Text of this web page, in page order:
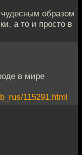
образом
а то и просто в
в мире
115291.html